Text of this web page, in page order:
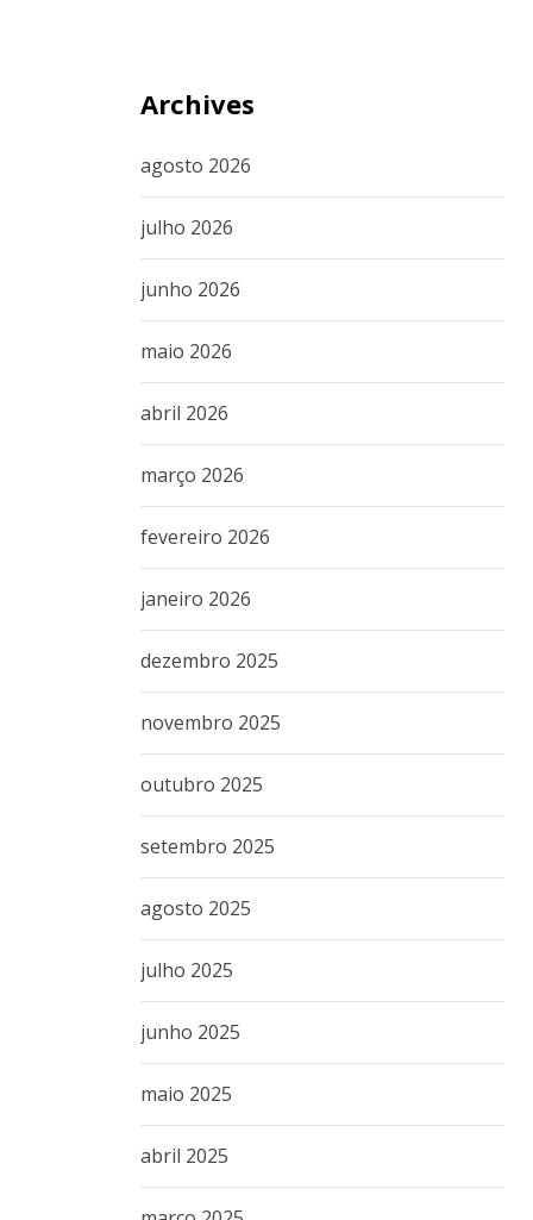
Archives
agosto 2026
julho 2026
junho 2026
maio 2026
abril 2026
março 2026
fevereiro 2026
janeiro 2026
dezembro 2025
novembro 2025
outubro 2025
setembro 2025
agosto 2025
julho 2025
junho 2025
maio 2025
abril 2025